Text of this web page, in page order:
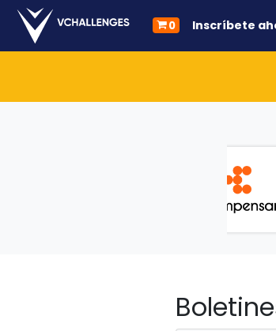
0 Inscríbete